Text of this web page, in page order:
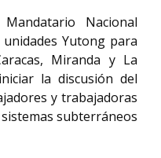
Nacional
Yutong para
Miranda y La
la discusión del
y trabajadoras
subterráneos